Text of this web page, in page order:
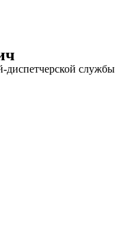
диспетчерской службы